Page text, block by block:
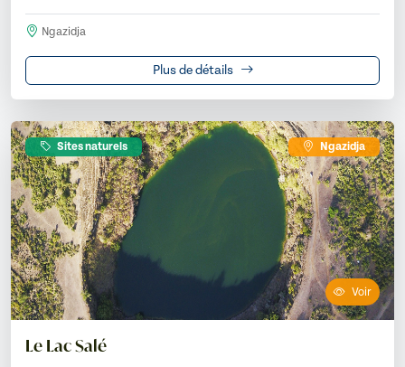
Ngazidja
Plus de détails
Sites naturels Ngazidja
Voir
Le Lac Salé